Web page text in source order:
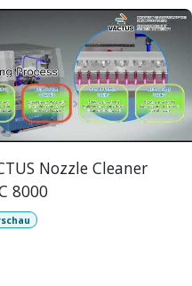
Nozzle Cleaner
8000